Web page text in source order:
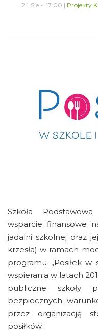
24 Sie - 17:00 | Projekty
Szkoła
wsparcie finansowe
jadalni szkolnej oraz
krzesła) w ramach
programu „Posiłek
wspierania w latach
publiczne szkoły
bezpiecznych
przez organizację
posiłków.